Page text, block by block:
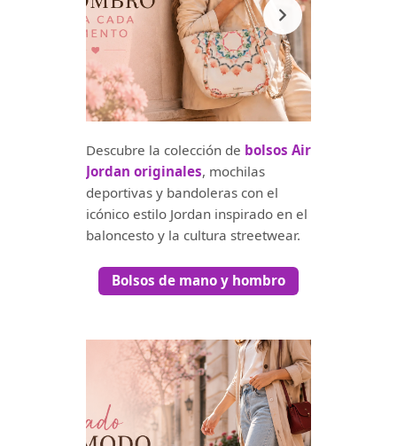
Descubre la colección de bolsos Air
Jordan originales, mochilas
deportivas y bandoleras con el
icónico estilo Jordan inspirado en el
baloncesto y la cultura streetwear.
Bolsos de mano y hombro